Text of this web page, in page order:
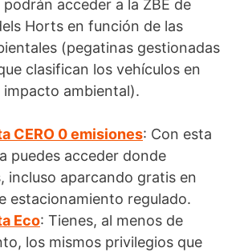
podrán acceder a la ZBE de
Horts en función de las
(pegatinas gestionadas
clasifican los vehículos en
ambiental).
CERO 0 emisiones: Con esta
puedes acceder donde
incluso aparcando gratis en
estacionamiento regulado.
Eco: Tienes, al menos de
los mismos privilegios que